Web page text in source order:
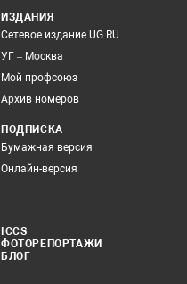
ИЗДАНИЯ
Сетевое издание UG.RU
УГ – Москва
Мой профсоюз
Архив номеров
ПОДПИСКА
Бумажная версия
Онлайн-версия
ICCS
ФОТОРЕПОРТАЖИ
БЛОГ